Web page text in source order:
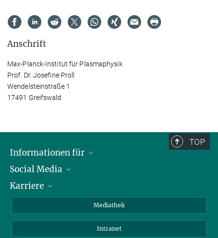
Anschrift
Max-Planck-Institut für Plasmaphysik
Prof. Dr. Josefine Proll
Wendelsteinstraße 1
17491 Greifswald
TOP
Informationen für
Journalisten
Schule
Social Media
LinkedIn
Karriere
Mediathek
Intranet